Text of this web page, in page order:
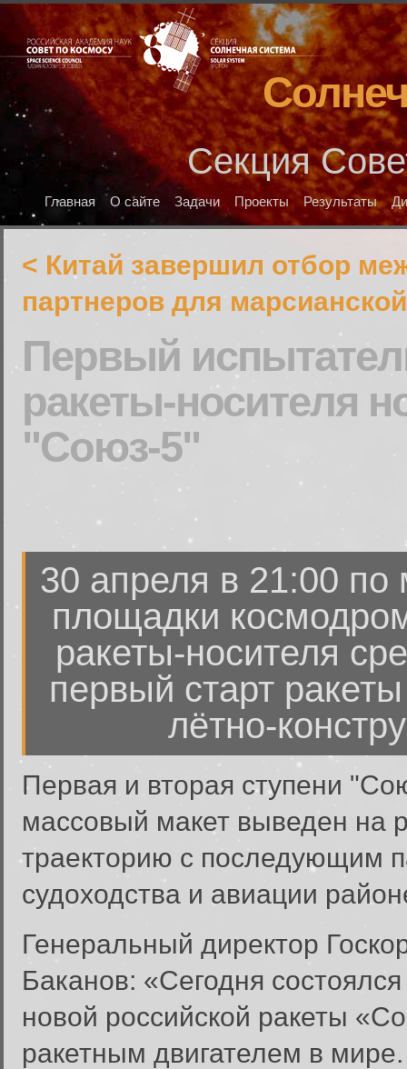
Секция
Главная О сайте Задачи Проекты Результаты
< Китай завершил отбор
партнеров для
Первый
ракеты-носителя
"Союз-5"
30 апреля в 21:00 по
площадки
ракеты-носителя
первый старт
лётно-
Первая и вторая ступени
массовый макет выведен на
траекторию с последующим
судоходства и авиации
Генеральный директор
Баканов: «Сегодня
новой российской ракеты
ракетным двигателем в мире.